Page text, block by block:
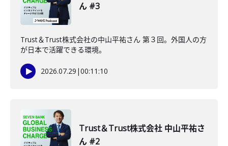
ん #3
Trust＆Trust株式会社の中山平祐さん 第３回。外国人の方
が日本で活躍できる環境。
2026.07.29 |00:11:10
Trust＆Trust株式会社 中山平祐さ
ん #2